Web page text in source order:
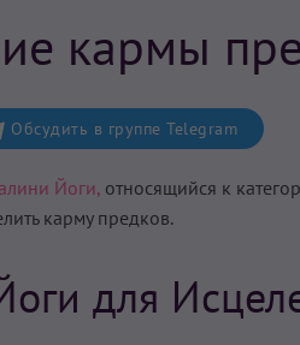
кармы
Обсудить в группе Telegram
Йоги, относящийся к
карму предков.
для